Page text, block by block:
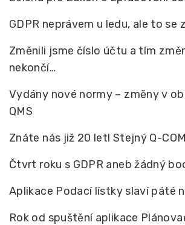
GDPR neprávem u ledu, ale to se
Změnili jsme číslo účtu a tím
nekončí…
Vydány nové normy – změny v
QMS
Znáte nás již 20 let! Stejný Q-
Čtvrt roku s GDPR aneb žádný
Aplikace Podací lístky slaví páté
Rok od spuštění aplikace